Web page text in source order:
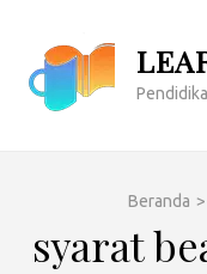
konten
(Tekan
Beranda >
syarat